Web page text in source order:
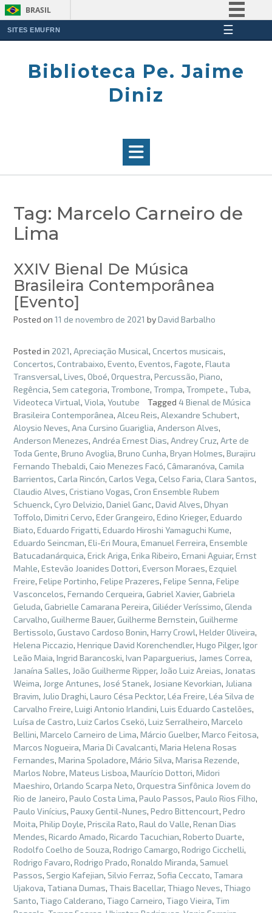
BRASIL
Participe
SITES EMUFRN ☰
Biblioteca Pe. Jaime
Diniz
Tag: Marcelo Carneiro de
Lima
XXIV Bienal De Música
Brasileira Contemporânea
[Evento]
Posted on 11 de novembro de 2021 byDavid Barbalho
Posted in 2021, Apreciação Musical, Cncertos musicais,
Concertos, Contrabaixo, Evento, Eventos, Fagote, Flauta
Transversal, Lives, Oboé, Orquestra, Percussão, Piano,
Regência, Sem categoria, Trombone, Trompa, Trompete., Tuba,
Videoteca Virtual, Viola, Youtube Tagged 4 Bienal de Música
Brasileira Contemporânea, Alceu Reis, Alexandre Schubert,
Aloysio Neves, Ana Cursino Guariglia, Anderson Alves,
Anderson Menezes, Andréa Ernest Dias, Andrey Cruz, Arte de
Toda Gente, Bruno Avoglia, Bruno Cunha, Bryan Holmes, Burajiru
Fernando Thebaldi, Caio Menezes Facó, Câmaranóva, Camila
Barrientos, Carla Rincón, Carlos Vega, Celso Faria, Clara Santos,
Claudio Alves, Cristiano Vogas, Cron Ensemble Rubem
Schuenck, Cyro Delvizio, Daniel Ganc, David Alves, Dhyan
Toffolo, Dimitri Cervo, Eder Grangeiro, Edino Krieger, Eduardo
Biato, Eduardo Frigatti, Eduardo Hiroshi Yamaguchi Kume,
Eduardo Seincman, Eli-Eri Moura, Emanuel Ferreira, Ensemble
Batucadanárquica, Erick Ariga, Erika Ribeiro, Ernani Aguiar, Ernst
Mahle, Estevão Joanides Dottori, Everson Moraes, Ezquiel
Freire, Felipe Portinho, Felipe Prazeres, Felipe Senna, Felipe
Vasconcelos, Fernando Cerqueira, Gabriel Xavier, Gabriela
Geluda, Gabrielle Camarana Pereira, Giliéder Veríssimo, Glenda
Carvalho, Guilherme Bauer, Guilherme Bernstein, Guilherme
Bertissolo, Gustavo Cardoso Bonin, Harry Crowl, Helder Oliveira,
Helena Piccazio, Henrique David Korenchendler, Hugo Pilger, Igor
Leão Maia, Ingrid Barancoski, Ivan Paparguerius, James Correa,
Janaína Salles, João Guilherme Ripper, João Luiz Areias, Jonatas
Weima, Jorge Antunes, José Stanek, Josiane Kevorkian, Juliana
Bravim, Julio Draghi, Lauro Césa Pecktor, Léa Freire, Léa Silva de
Carvalho Freire, Luigi Antonio Irlandini, Luis Eduardo Castelões,
Luísa de Castro, Luiz Carlos Csekö, Luiz Serralheiro, Marcelo
Bellini, Marcelo Carneiro de Lima, Márcio Guelber, Marco Feitosa,
Marcos Nogueira, Maria Di Cavalcanti, Maria Helena Rosas
Fernandes, Marina Spoladore, Mário Silva, Marisa Rezende,
Marlos Nobre, Mateus Lisboa, Maurício Dottori, Midori
Maeshiro, Orlando Scarpa Neto, Orquestra Sinfônica Jovem do
Rio de Janeiro, Paulo Costa Lima, Paulo Passos, Paulo Rios Filho,
Paulo Vinícius, Pauxy Gentil-Nunes, Pedro Bittencourt, Pedro
Moita, Philip Doyle, Priscila Rato, Raul do Valle, Renan Dias
Mendes, Ricardo Amado, Ricardo Tacuchian, Roberto Duarte,
Rodolfo Coelho de Souza, Rodrigo Camargo, Rodrigo Cicchelli,
Rodrigo Favaro, Rodrigo Prado, Ronaldo Miranda, Samuel
Passos, Sergio Kafejian, Silvio Ferraz, Sofia Ceccato, Tamara
Ujakova, Tatiana Dumas, Thais Bacellar, Thiago Neves, Thiago
Santo, Tiago Calderano, Tiago Carneiro, Tiago Vieira, Tim